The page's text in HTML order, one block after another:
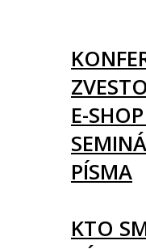
E-
PÍSMA
KTO